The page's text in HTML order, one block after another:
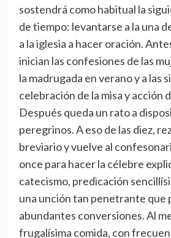
sostendrá como habitual la
de tiempo: levantarse a la una
a la iglesia a hacer oración.
inician las confesiones de las
la madrugada en verano y a las
celebración de la misa y acción
Después queda un rato a
peregrinos. A eso de las diez,
breviario y vuelve al
once para hacer la célebre
catecismo, predicación
una unción tan penetrante que
abundantes conversiones. Al
frugalísima comida, con